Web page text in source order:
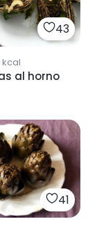
43
kcal
al horno
41